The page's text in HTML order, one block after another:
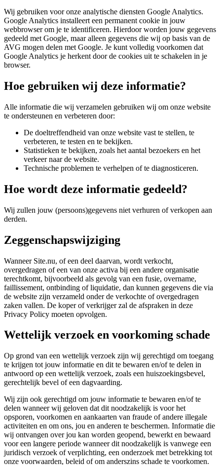
Wij gebruiken voor onze analytische diensten Google Analytics.
Google Analytics installeert een permanent cookie in jouw
webbrowser om je te identificeren. Hierdoor worden jouw gegevens
gedeeld met Google, maar alleen gegevens die wij op basis van de
AVG mogen delen met Google. Je kunt volledig voorkomen dat
Google Analytics je herkent door de cookies uit te schakelen in je
browser.
Hoe gebruiken wij deze informatie?
Alle informatie die wij verzamelen gebruiken wij om onze website
te ondersteunen en verbeteren door:
De doeltreffendheid van onze website vast te stellen, te
verbeteren, te testen en te bekijken.
Statistieken te bekijken, zoals het aantal bezoekers en het
verkeer naar de website.
Technische problemen te verhelpen of te diagnosticeren.
Hoe wordt deze informatie gedeeld?
Wij zullen jouw (persoons)gegevens niet verhuren of verkopen aan
derden.
Zeggenschapswijziging
Wanneer Site.nu, of een deel daarvan, wordt verkocht,
overgedragen of een van onze activa bij een andere organisatie
terechtkomt, bijvoorbeeld als gevolg van een fusie, overname,
faillissement, ontbinding of liquidatie, dan kunnen gegevens die via
de website zijn verzameld onder de verkochte of overgedragen
zaken vallen. De koper of verkrijger zal de afspraken in deze
Privacy Policy moeten opvolgen.
Wettelijk verzoek en voorkoming schade
Op grond van een wettelijk verzoek zijn wij gerechtigd om toegang
te krijgen tot jouw informatie en dit te bewaren en/of te delen in
antwoord op een wettelijk verzoek, zoals een huiszoekingsbevel,
gerechtelijk bevel of een dagvaarding.
Wij zijn ook gerechtigd om jouw informatie te bewaren en/of te
delen wanneer wij geloven dat dit noodzakelijk is voor het
opsporen, voorkomen en aankaarten van fraude of andere illegale
activiteiten en om ons, jou en anderen te beschermen. Informatie die
wij ontvangen over jou kan worden geopend, bewerkt en bewaard
voor een langere periode wanneer dit noodzakelijk is vanwege een
juridisch verzoek of verplichting, een onderzoek met betrekking tot
onze voorwaarden, beleid of om anderszins schade te voorkomen.